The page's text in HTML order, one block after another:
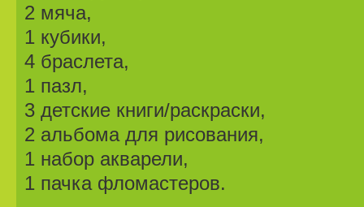
2 мяча,
1 кубики,
4 браслета,
1 пазл,
3 детские книги/раскраски,
2 альбома для рисования,
1 набор акварели,
1 пачка фломастеров.